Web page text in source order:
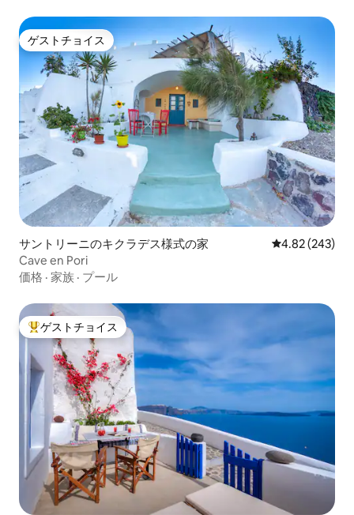
ゲストチョイス
ゲストチョイス
サントリーニのキクラデス様式の家 レビュー243
4.82 (243)
Cave en Pori
価格 · 家族 · プール
大好評のゲストチョイスです。
ゲストチョイス